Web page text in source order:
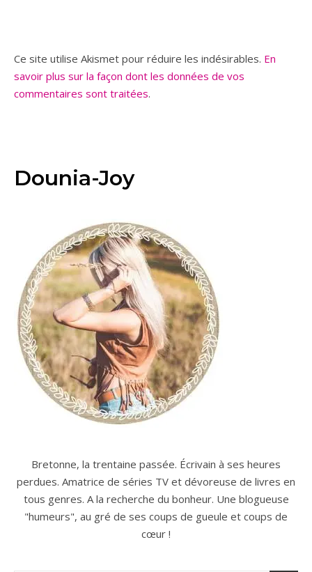
Ce site utilise Akismet pour réduire les indésirables. En
savoir plus sur la façon dont les données de vos
commentaires sont traitées.
Dounia-Joy
Bretonne, la trentaine passée. Écrivain à ses heures
perdues. Amatrice de séries TV et dévoreuse de livres en
tous genres. A la recherche du bonheur. Une blogueuse
"humeurs", au gré de ses coups de gueule et coups de
cœur !